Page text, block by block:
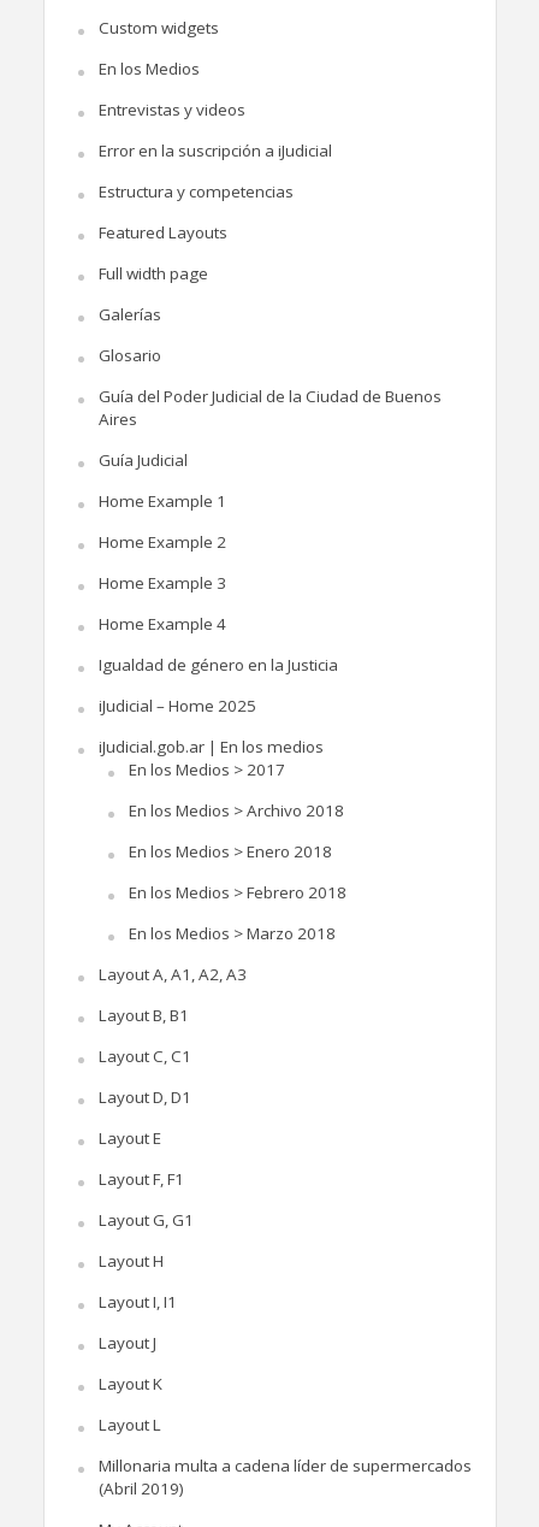
Custom widgets
En los Medios
Entrevistas y videos
Error en la suscripción a iJudicial
Estructura y competencias
Featured Layouts
Full width page
Galerías
Glosario
Guía del Poder Judicial de la Ciudad de Buenos
Aires
Guía Judicial
Home Example 1
Home Example 2
Home Example 3
Home Example 4
Igualdad de género en la Justicia
iJudicial – Home 2025
iJudicial.gob.ar | En los medios
En los Medios > 2017
En los Medios > Archivo 2018
En los Medios > Enero 2018
En los Medios > Febrero 2018
En los Medios > Marzo 2018
Layout A, A1, A2, A3
Layout B, B1
Layout C, C1
Layout D, D1
Layout E
Layout F, F1
Layout G, G1
Layout H
Layout I, I1
Layout J
Layout K
Layout L
Millonaria multa a cadena líder de supermercados
(Abril 2019)